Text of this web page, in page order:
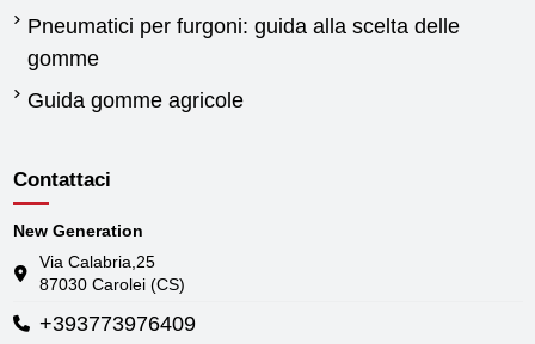
Pneumatici per furgoni: guida alla scelta delle
gomme
Guida gomme agricole
Contattaci
New Generation
Via Calabria,25
87030 Carolei (CS)
+393773976409